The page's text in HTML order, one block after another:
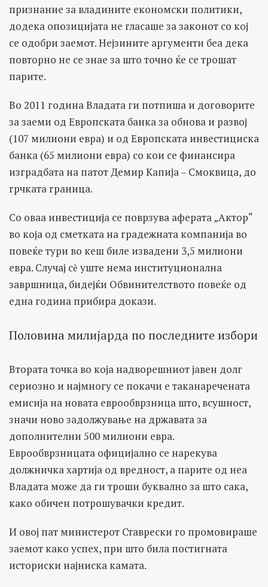
признание за владините економски политики,
додека опозицијата не гласаше за законот со кој
се одобри заемот. Нејзините аргументи беа дека
повторно не се знае за што точно ќе се трошат
парите.
Во 2011 година Владата ги потпиша и договорите
за заеми од Европската банка за обнова и развој
(107 милиони евра) и од Европската инвестициска
банка (65 милиони евра) со кои се финансира
изградбата на патот Демир Капија – Смоквица, до
грчката граница.
Со оваа инвестиција се поврзува аферата „Актор“
во која од сметката на градежната компанија во
повеќе тури во кеш биле извадени 3,5 милиони
евра. Случај сѐ уште нема институционална
завршница, бидејќи Обвинителството повеќе од
една година прибира докази.
Половина милијарда по последните избори
Втората точка во која надворешниот јавен долг
сериозно и најмногу се покачи е таканаречената
емисија на новата еврообврзница што, всушност,
значи ново задолжување на државата за
дополнителни 500 милиони евра.
Еврообврзницата официјално се нарекува
должничка хартија од вредност, а парите од неа
Владата може да ги троши буквално за што сака,
како обичен потрошувачки кредит.
И овој пат министерот Ставрески го промовираше
заемот како успех, при што била постигната
историски најниска камата.